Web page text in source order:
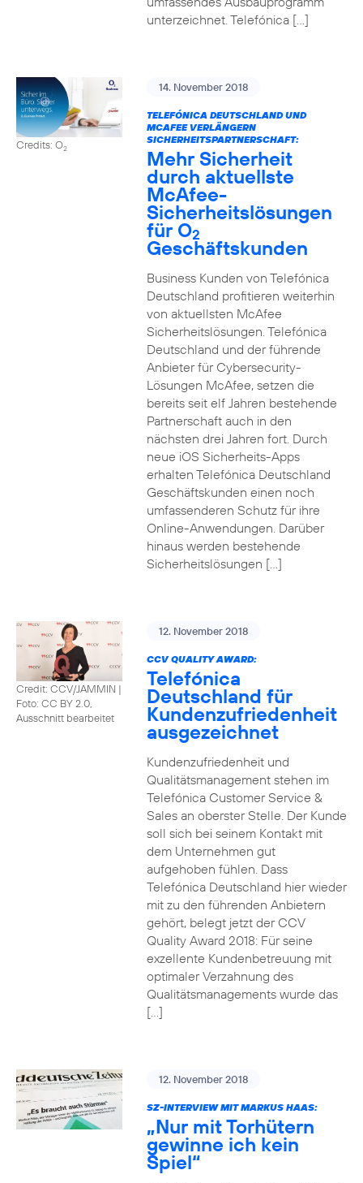
unterzeichnet. Telefónica […]
Credits: O2
14. November 2018
TELEFÓNICA DEUTSCHLAND UND
MCAFEE VERLÄNGERN
SICHERHEITSPARTNERSCHAFT:
Mehr Sicherheit
durch aktuellste
McAfee-
Sicherheitslösungen
für O2
Geschäftskunden
Business Kunden von Telefónica
Deutschland profitieren weiterhin
von aktuellsten McAfee
Sicherheitslösungen. Telefónica
Deutschland und der führende
Anbieter für Cybersecurity-
Lösungen McAfee, setzen die
bereits seit elf Jahren bestehende
Partnerschaft auch in den
nächsten drei Jahren fort. Durch
neue iOS Sicherheits-Apps
erhalten Telefónica Deutschland
Geschäftskunden einen noch
umfassenderen Schutz für ihre
Online-Anwendungen. Darüber
hinaus werden bestehende
Sicherheitslösungen […]
Credit: CCV/JAMMIN |
Foto: CC BY 2.0,
Ausschnitt bearbeitet
12. November 2018
CCV QUALITY AWARD:
Telefónica
Deutschland für
Kundenzufriedenheit
ausgezeichnet
Kundenzufriedenheit und
Qualitätsmanagement stehen im
Telefónica Customer Service &
Sales an oberster Stelle. Der Kunde
soll sich bei seinem Kontakt mit
dem Unternehmen gut
aufgehoben fühlen. Dass
Telefónica Deutschland hier wieder
mit zu den führenden Anbietern
gehört, belegt jetzt der CCV
Quality Award 2018: Für seine
exzellente Kundenbetreuung mit
optimaler Verzahnung des
Qualitätsmanagements wurde das
[…]
12. November 2018
SZ-INTERVIEW MIT MARKUS HAAS:
„Nur mit Torhütern
gewinne ich kein
Spiel“